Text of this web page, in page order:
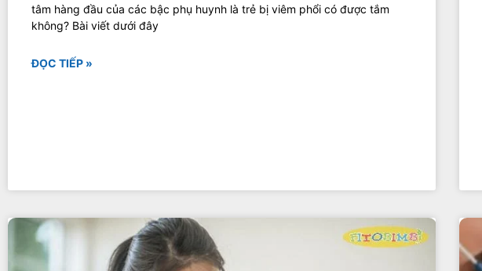
tâm hàng đầu của các bậc phụ huynh là trẻ bị viêm phổi có được tắm
không? Bài viết dưới đây
ĐỌC TIẾP »